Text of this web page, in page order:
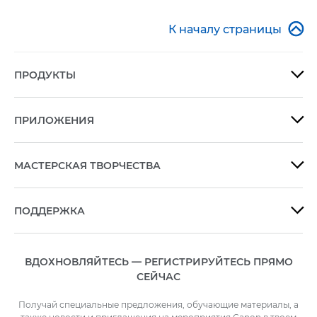
К началу страницы 
ПРОДУКТЫ 
ПРИЛОЖЕНИЯ 
МАСТЕРСКАЯ ТВОРЧЕСТВА 
ПОДДЕРЖКА 
ВДОХНОВЛЯЙТЕСЬ — РЕГИСТРИРУЙТЕСЬ ПРЯМО
СЕЙЧАС
Получай специальные предложения, обучающие материалы, а